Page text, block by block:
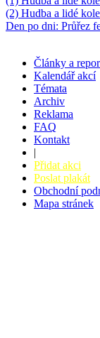
(2) Hudba a lidé
Den po dni: Průřez
Články a
Kalendář akcí
Témata
Archiv
Reklama
FAQ
Kontakt
|
Přidat akci
Poslat plakát
Obchodní
Mapa stránek